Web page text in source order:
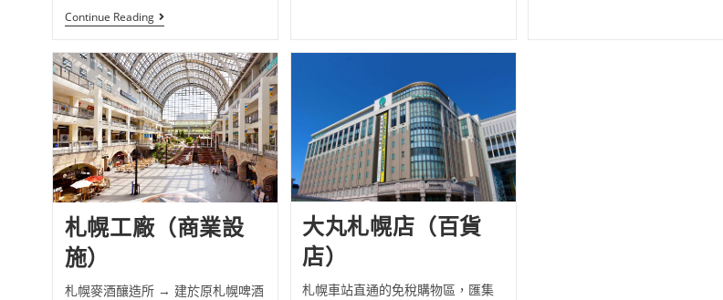
Continue Reading
札幌工廠（商業設
施）
札幌麥酒釀造所 → 建於原札幌啤酒
大丸札幌店（百貨
店）
札幌車站直通的免稅購物區，匯集